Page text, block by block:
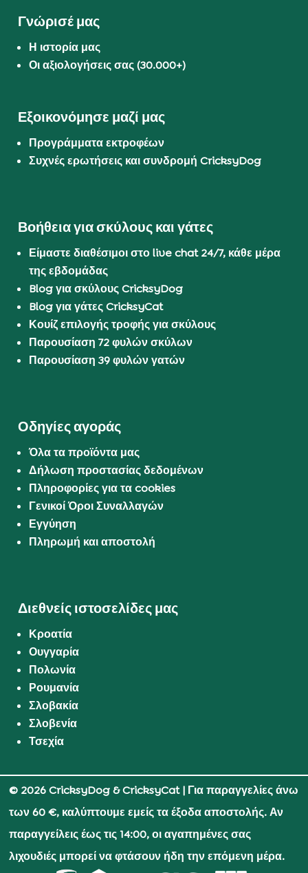
Γνώρισέ μας
Η ιστορία μας
Οι αξιολογήσεις σας (30.000+)
Εξοικονόμησε μαζί μας
Προγράμματα εκτροφέων
Συχνές ερωτήσεις και συνδρομή CricksyDog
Βοήθεια για σκύλους και γάτες
Είμαστε διαθέσιμοι στο live chat 24/7, κάθε μέρα
της εβδομάδας
Blog για σκύλους CricksyDog
Blog για γάτες CricksyCat
Κουίζ επιλογής τροφής για σκύλους
Παρουσίαση 72 φυλών σκύλων
Παρουσίαση 39 φυλών γατών
Οδηγίες αγοράς
Όλα τα προϊόντα μας
Δήλωση προστασίας δεδομένων
Πληροφορίες για τα cookies
Γενικοί Όροι Συναλλαγών
Εγγύηση
Πληρωμή και αποστολή
Διεθνείς ιστοσελίδες μας
Κροατία
Ουγγαρία
Πολωνία
Ρουμανία
Σλοβακία
Σλοβενία
Τσεχία
© 2026 CricksyDog & CricksyCat| Για παραγγελίες άνω
των 60 €, καλύπτουμε εμείς τα έξοδα αποστολής. Αν
παραγγείλεις έως τις 14:00, οι αγαπημένες σας
λιχουδιές μπορεί να φτάσουν ήδη την επόμενη μέρα.